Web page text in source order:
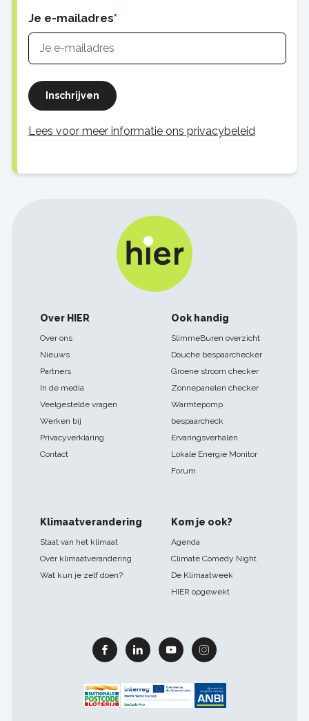
Je e-mailadres
Inschrijven
Lees voor meer informatie ons privacybeleid
Footer
navigatie
Over HIER
Over ons
Nieuws
Partners
In de media
Veelgestelde vragen
Werken bij
Privacyverklaring
Contact
Ook handig
SlimmeBuren overzicht
Douche bespaarchecker
Groene stroom checker
Zonnepanelen checker
Warmtepomp
bespaarcheck
Ervaringsverhalen
Lokale Energie Monitor
Forum
Klimaatverandering
Staat van het klimaat
Over klimaatverandering
Wat kun je zelf doen?
Kom je ook?
Agenda
Climate Comedy Night
De Klimaatweek
HIER opgewekt
Facebook Linkedin Youtube Instagram